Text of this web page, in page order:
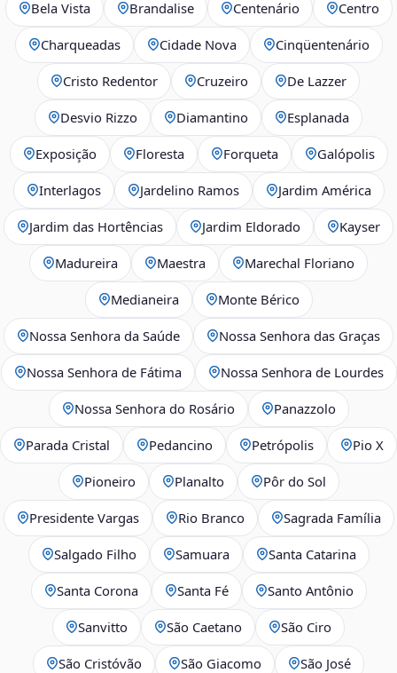
Bela Vista Brandalise Centenário Centro
Charqueadas Cidade Nova Cinqüentenário
Cristo Redentor Cruzeiro De Lazzer
Desvio Rizzo Diamantino Esplanada
Exposição Floresta Forqueta Galópolis
Interlagos Jardelino Ramos Jardim América
Jardim das Hortências Jardim Eldorado Kayser
Madureira Maestra Marechal Floriano
Medianeira Monte Bérico
Nossa Senhora da Saúde Nossa Senhora das Graças
Nossa Senhora de Fátima Nossa Senhora de Lourdes
Nossa Senhora do Rosário Panazzolo
Parada Cristal Pedancino Petrópolis Pio X
Pioneiro Planalto Pôr do Sol
Presidente Vargas Rio Branco Sagrada Família
Salgado Filho Samuara Santa Catarina
Santa Corona Santa Fé Santo Antônio
Sanvitto São Caetano São Ciro
São Cristóvão São Giacomo São José